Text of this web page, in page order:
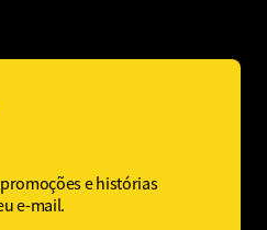
e histórias
e-mail.